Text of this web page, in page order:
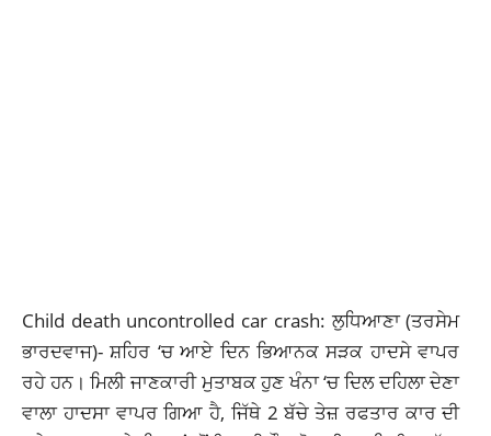
Child death uncontrolled car crash: ਲੁਧਿਆਣਾ (ਤਰਸੇਮ
ਭਾਰਦਵਾਜ)- ਸ਼ਹਿਰ ‘ਚ ਆਏ ਦਿਨ ਭਿਆਨਕ ਸੜਕ ਹਾਦਸੇ ਵਾਪਰ
ਰਹੇ ਹਨ। ਮਿਲੀ ਜਾਣਕਾਰੀ ਮੁਤਾਬਕ ਹੁਣਖੰਨਾ ‘ਚ ਦਿਲ ਦਹਿਲਾ ਦੇਣਾ
ਵਾਲਾ ਹਾਦਸਾ ਵਾਪਰ ਗਿਆ ਹੈ, ਜਿੱਥੇ 2 ਬੱਚੇ ਤੇਜ਼ਰਫਤਾਰ ਕਾਰ ਦੀ